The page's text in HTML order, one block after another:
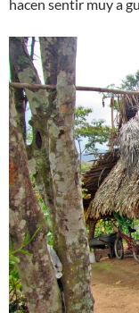
hacen sentir muy a